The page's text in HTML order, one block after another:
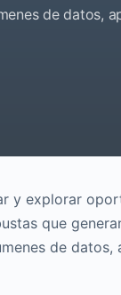
de datos,
y explorar
que
de